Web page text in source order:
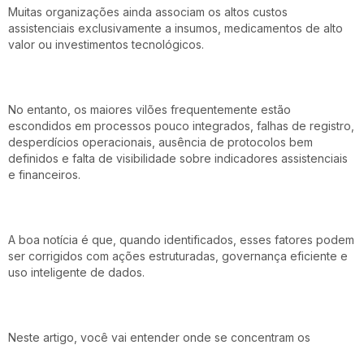
Muitas organizações ainda associam os altos custos
assistenciais exclusivamente a insumos, medicamentos de alto
valor ou investimentos tecnológicos.
No entanto, os maiores vilões frequentemente estão
escondidos em processos pouco integrados, falhas de registro,
desperdícios operacionais, ausência de protocolos bem
definidos e falta de visibilidade sobre indicadores assistenciais
e financeiros.
A boa notícia é que, quando identificados, esses fatores podem
ser corrigidos com ações estruturadas, governança eficiente e
uso inteligente de dados.
Neste artigo, você vai entender onde se concentram os